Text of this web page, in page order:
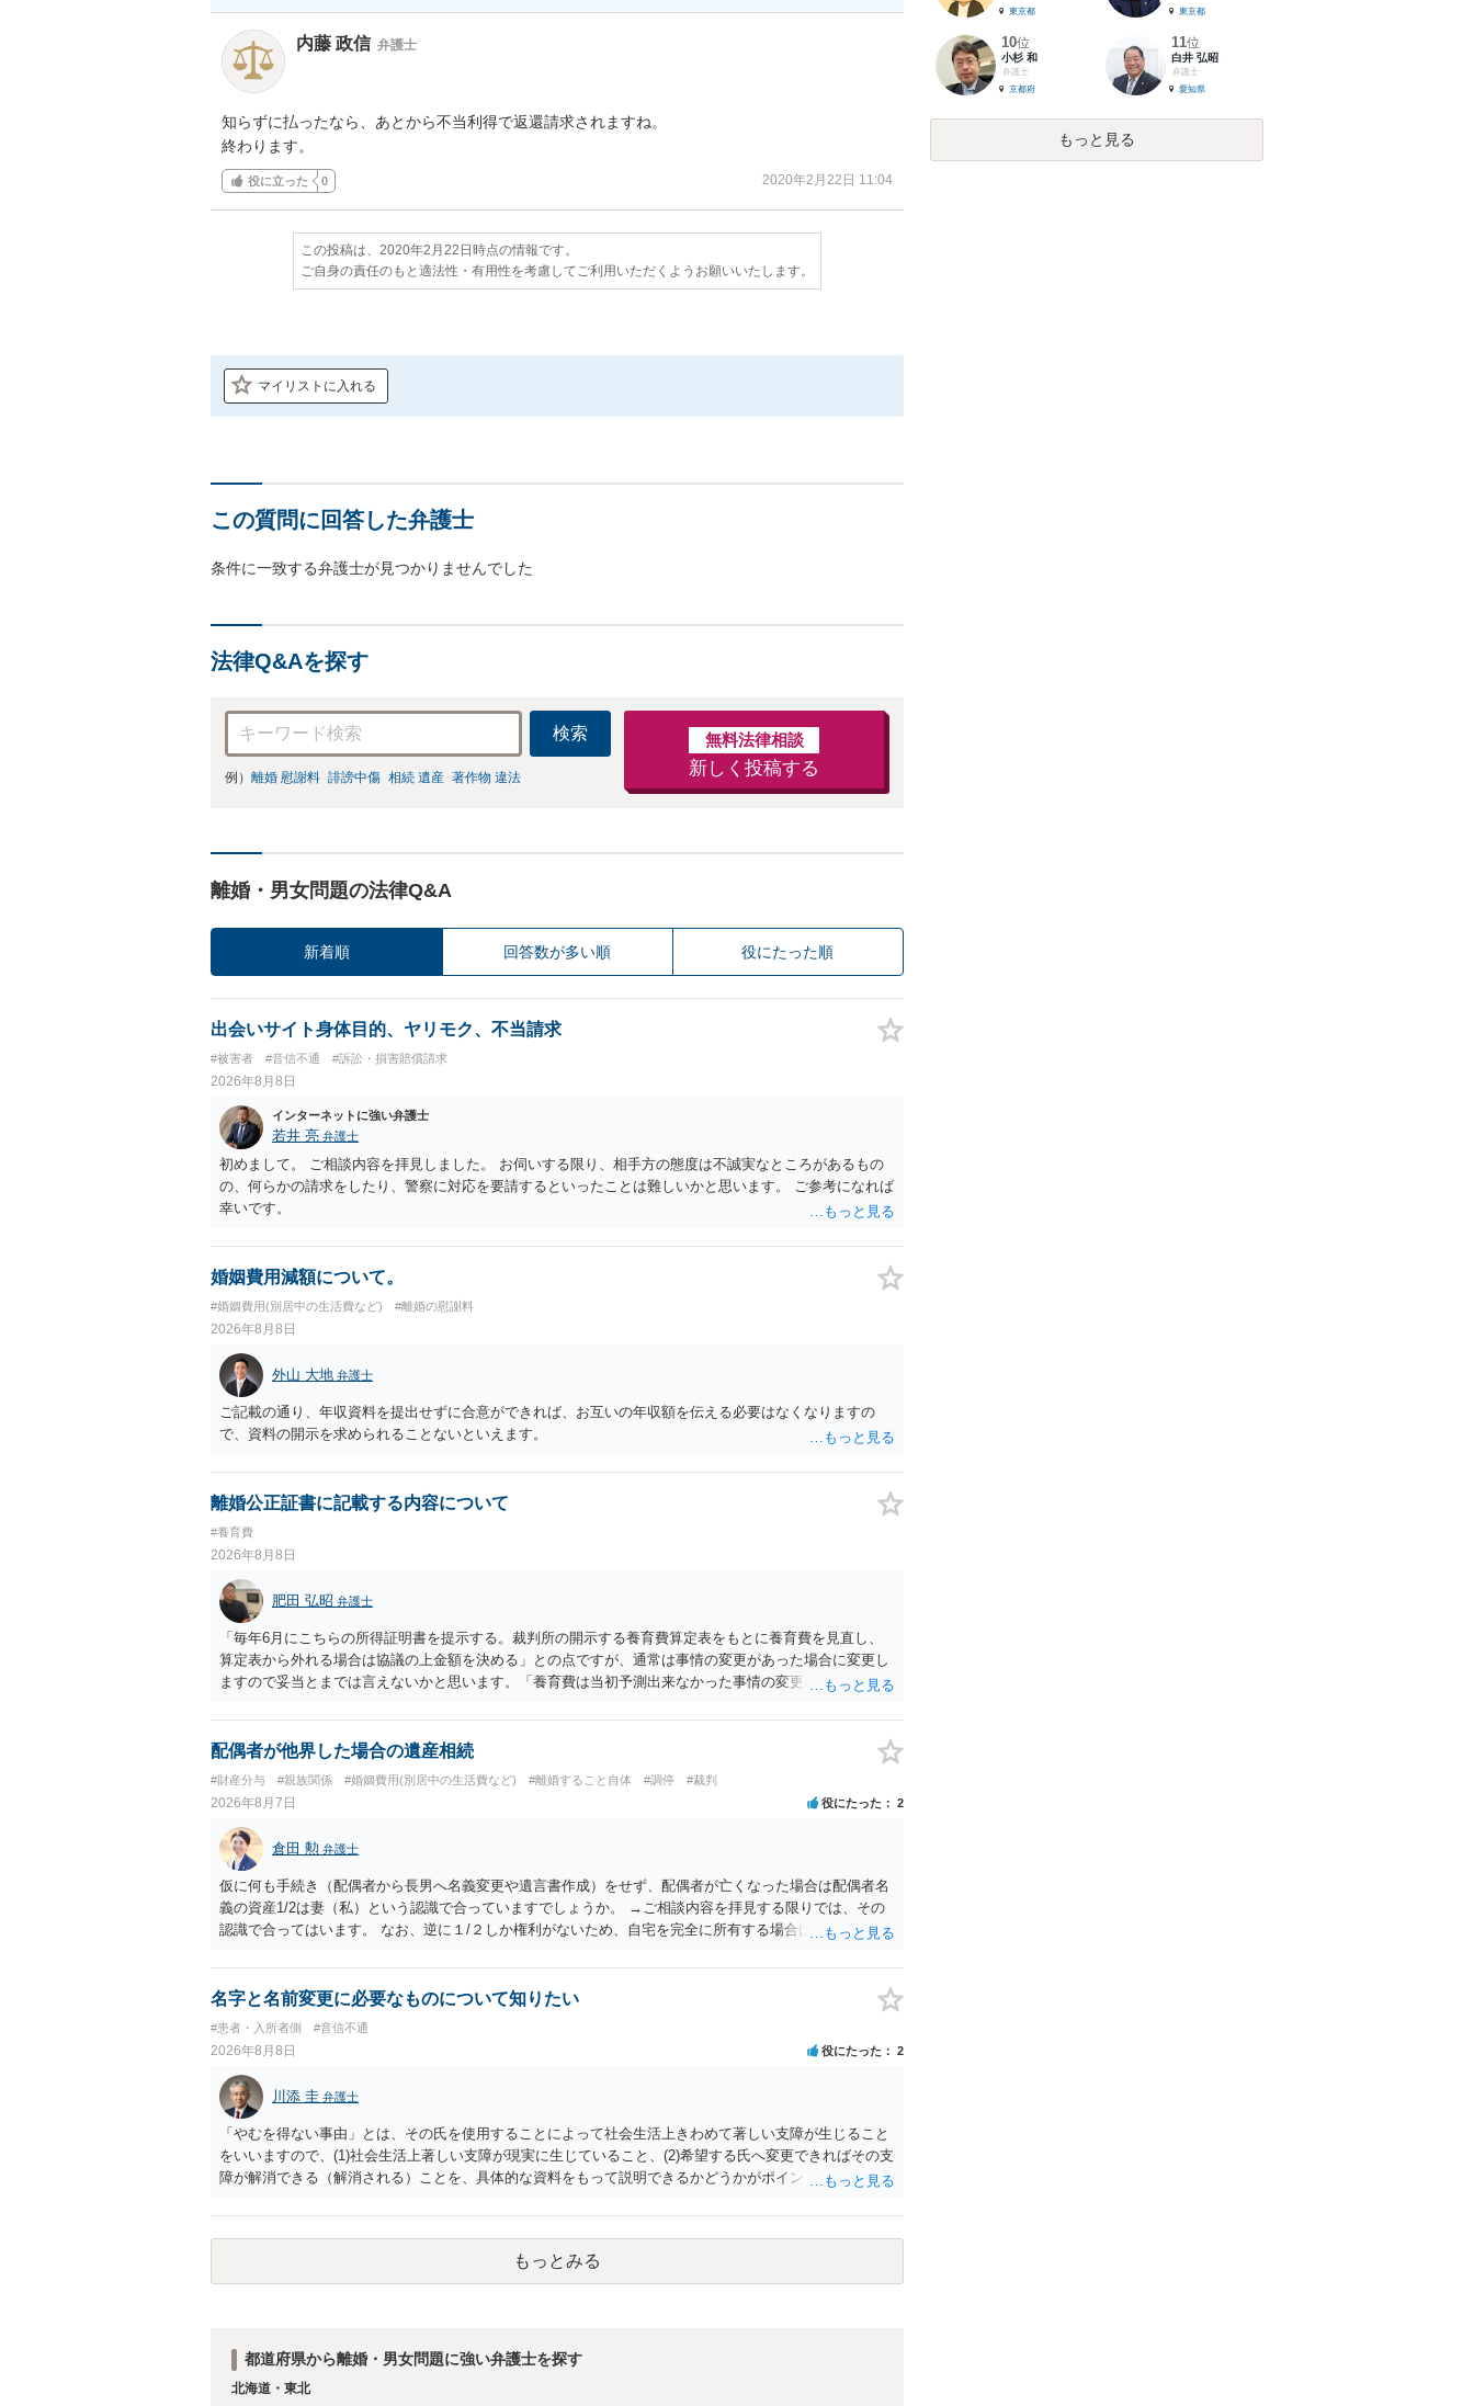
内藤 政信 弁護士
知らずに払ったなら、あとから不当利得で返還請求されますね。
終わります。
役に立った 0 2020年2月22日 11:04
この投稿は、2020年2月22日時点の情報です。
ご自身の責任のもと適法性・有用性を考慮してご利用いただくようお願いいたします。
マイリストに入れる
この質問に回答した弁護士
条件に一致する弁護士が見つかりませんでした
法律Q&Aを探す
検索
例） 離婚 慰謝料 誹謗中傷 相続 遺産 著作物 違法
無料法律相談
新しく投稿する
離婚・男女問題の法律Q&A
新着順 回答数が多い順 役にたった順
出会いサイト身体目的、ヤリモク、不当請求
#被害者 #音信不通 #訴訟・損害賠償請求
2026年8月8日
インターネットに強い弁護士
若井 亮 弁護士
初めまして。 ご相談内容を拝見しました。 お伺いする限り、相手方の態度は不誠実なところがあるもの
の、何らかの請求をしたり、警察に対応を要請するといったことは難しいかと思います。 ご参考になれば
幸いです。
婚姻費用減額について。
#婚姻費用(別居中の生活費など) #離婚の慰謝料
2026年8月8日
外山 大地 弁護士
ご記載の通り、年収資料を提出せずに合意ができれば、お互いの年収額を伝える必要はなくなりますの
で、資料の開示を求められることないといえます。
離婚公正証書に記載する内容について
#養育費
2026年8月8日
肥田 弘昭 弁護士
「毎年6月にこちらの所得証明書を提示する。裁判所の開示する養育費算定表をもとに養育費を見直し、
算定表から外れる場合は協議の上金額を決める」との点ですが、通常は事情の変更があった場合に変更し
ますので妥当とまでは言えないかと思います。「養育費は当初予測出来なかった事情の変更により双方協
く事になり、上記のような文言が無くても養育費の見直しは適宜出来るかと思うのですが違うのでしょう
か？との点はそのとおりかと思います。養育費は事情の変更があった場合に変更するので毎年見直すこと
配偶者が他界した場合の遺産相続
#財産分与 #親族関係 #婚姻費用(別居中の生活費など) #離婚すること自体 #調停 #裁判
2026年8月7日 役にたった 2
倉田 勲 弁護士
仮に何も手続き（配偶者から長男へ名義変更や遺言書作成）をせず、配偶者が亡くなった場合は配偶者名
義の資産1/2は妻（私）という認識で合っていますでしょうか。 →ご相談内容を拝見する限りでは、その
認識で合ってはいます。 なお、逆に１/２しか権利がないため、自宅を完全に所有する場合は、他の相続
名字と名前変更に必要なものについて知りたい
#患者・入所者側 #音信不通
2026年8月8日 役にたった 2
川添 圭 弁護士
「やむを得ない事由」とは、その氏を使用することによって社会生活上きわめて著しい支障が生じること
をいいますので、(1)社会生活上著しい支障が現実に生じていること、(2)希望する氏へ変更できればその支
障が解消できる（解消される）ことを、具体的な資料をもって説明できるかどうかがポイントです。 記録
出することが必要になります。「フラッシュバック」とのことなので、例えば、医学上確立されているPT
SDの診断基準に合致した説明とそれに沿う資料の提出が必要になってくるように思います。 精神的・心
理的な理由の氏変更は様々な意味でハードルがかなり高く、弁護士へ依頼しても苦労することが強く予想
されるところです。、もし本人申立てをお考えであれば、医学知識はもちろん法律知識も要求されますの
もっとみる
都道府県から離婚・男女問題に強い弁護士を探す
北海道・東北
東京都
東京都
10位
小杉 和
弁護士
京都府
11位
白井 弘昭
弁護士
愛知県
もっと見る